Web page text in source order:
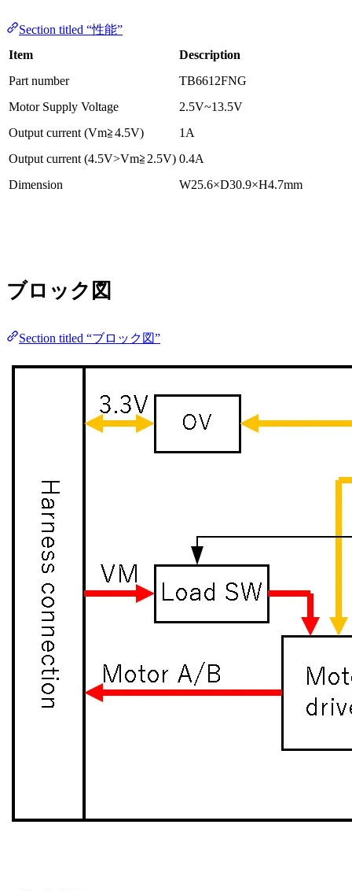
Section titled “性能”
Item
Description
Part number
TB6612FNG
Motor Supply Voltage
2.5V~13.5V
Output current (Vm≧4.5V)
1A
Output current (4.5V>Vm≧2.5V) 0.4A
Dimension
W25.6×D30.9×H4.7mm
ブロック図
Section titled “ブロック図”